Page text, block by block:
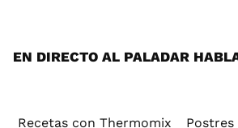
EN DIRECTO AL PALADAR
Recetas con Thermomix Postres